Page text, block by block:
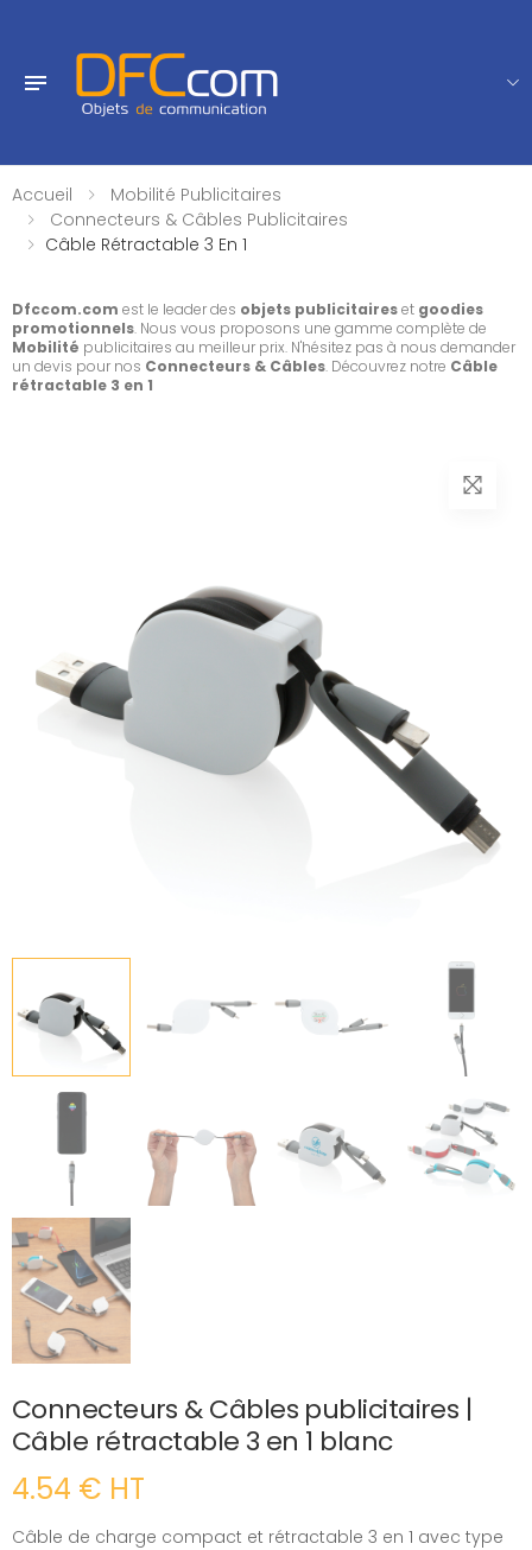
Accueil
Mobilité Publicitaires
Connecteurs & Câbles Publicitaires
Câble Rétractable 3 En 1
Dfccom.com est le leader des objets publicitaireset goodies
promotionnels. Nous vous proposons une gamme complète de
Mobilité publicitaires au meilleur prix. N'hésitez pas à nous demander
un devis pour nos Connecteurs & Câbles. Découvrez notre Câble
rétractable 3 en 1
Connecteurs & Câbles publicitaires |
Câble rétractable 3 en 1 blanc
4.54 € HT
Câble de charge compact et rétractable 3 en 1 avec type